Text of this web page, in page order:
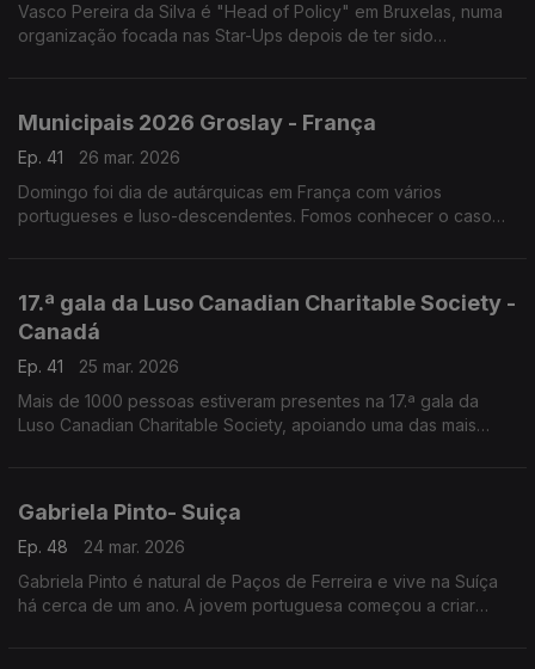
Vasco Pereira da Silva é "Head of Policy" em Bruxelas, numa
organização focada nas Star-Ups depois de ter sido
Municipais 2026 Groslay - França
Ep. 41
26 mar. 2026
Domingo foi dia de autárquicas em França com vários
portugueses e luso-descendentes. Fomos conhecer o caso
17.ª gala da Luso Canadian Charitable Society -
Canadá
Ep. 41
25 mar. 2026
Mais de 1000 pessoas estiveram presentes na 17.ª gala da
Luso Canadian Charitable Society, apoiando uma das mais
Gabriela Pinto- Suiça
Ep. 48
24 mar. 2026
Gabriela Pinto é natural de Paços de Ferreira e vive na Suíça
há cerca de um ano. A jovem portuguesa começou a criar